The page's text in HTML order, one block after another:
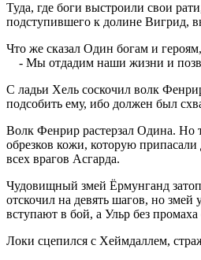
Туда, где боги выстроили свои
подступившего к долине Вигрид,
Что же сказал Один богам и
- Мы отдадим наши жизни и
С ладьи Хель соскочил волк
подсобить ему, ибо должен был
Волк Фенрир растерзал Одина. Но
обрезков кожи, которую
всех врагов Асгарда.
Чудовищный змей Ёрмунганд
отскочил на девять шагов, но
вступают в бой, а Ульр без
Локи сцепился с Хеймдаллем,